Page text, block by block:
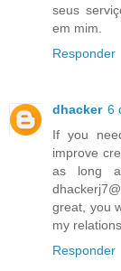
seus
em mim.
Responder
dhacker 6
If you
improve
as long
great, you
my
Responder